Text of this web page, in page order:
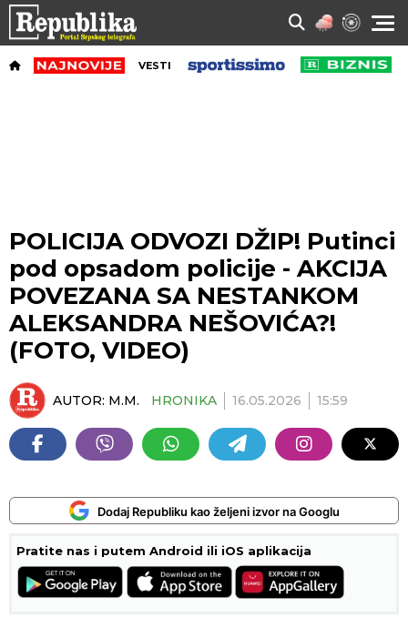
VESTI
POLICIJA ODVOZI DŽIP! Putinci
pod opsadom policije - AKCIJA
POVEZANA SA NESTANKOM
ALEKSANDRA NEŠOVIĆA?!
(FOTO, VIDEO)
AUTOR: M.M. HRONIKA 16.05.2026 15:59
Dodaj Republiku kao željeni izvor na Googlu
Pratite nas i putem Android ili iOS aplikacija